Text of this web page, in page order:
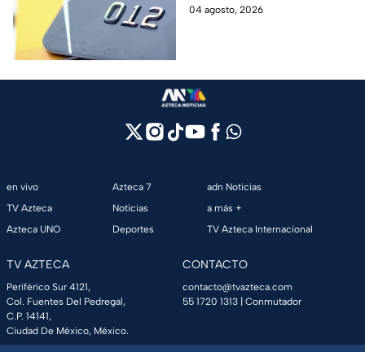
como CAT, fecha de corte,
04 agosto, 2026
en vivo
TV Azteca
Azteca UNO
Azteca 7
Noticias
Deportes
adn Noticias
a más +
TV Azteca Internacional
TV AZTECA
Periférico Sur 4121,
Col. Fuentes Del Pedregal,
C.P. 14141,
Ciudad De México, México.
CONTACTO
contacto@tvazteca.com
55 1720 1313 | Conmutador